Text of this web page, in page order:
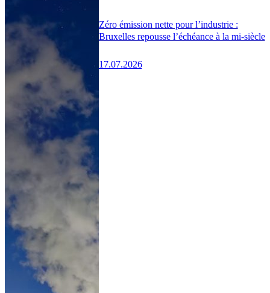
Zéro émission nette pour l’industrie :
Bruxelles repousse l’échéance à la mi-siècle
17.07.2026